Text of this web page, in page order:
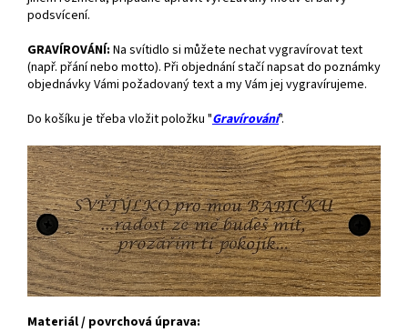
podsvícení.
GRAVÍROVÁNÍ: Na svítidlo si můžete nechat vygravírovat text
(např. přání nebo motto). Při objednání stačí napsat do poznámky
objednávky Vámi požadovaný text a my Vám jej vygravírujeme.
Do košíku je třeba vložit položku "Gravírování".
Materiál / povrchová úprava: